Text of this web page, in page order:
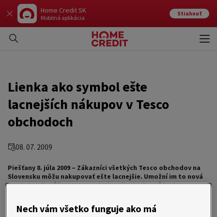
Home Credit SK
Mobilná aplikácia
Stiahnuť
Lienka ako symbol ešte
lacnejších nákupov v Tesco
obchodoch
08. 07. 2009
Piešťany 8. júla 2009 – Zákazníci všetkých Tesco obchodov na
Slovensku môžu nakupovať ešte lacnejšie. Umožní im to nová
Tesco kreditná karta so symbolom lienky, ktorú bude
Tesco obchodov. Vďaka výhodnému systému benefitov môžu
držitelia karty nakupovať bez hotovosti a každým nákupom
Nech vám všetko funguje ako má